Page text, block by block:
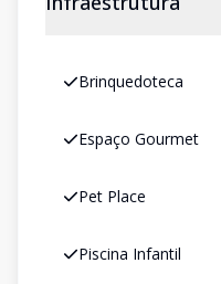
Brinquedoteca
Espaço Gourmet
Pet Place
Piscina Infantil